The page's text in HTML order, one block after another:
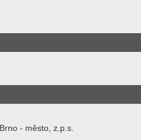
- město, z.p.s.